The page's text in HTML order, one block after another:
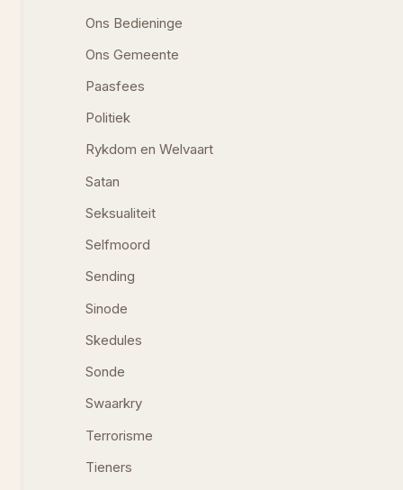
Ons Bedieninge
Ons Gemeente
Paasfees
Politiek
Rykdom en Welvaart
Satan
Seksualiteit
Selfmoord
Sending
Sinode
Skedules
Sonde
Swaarkry
Terrorisme
Tieners